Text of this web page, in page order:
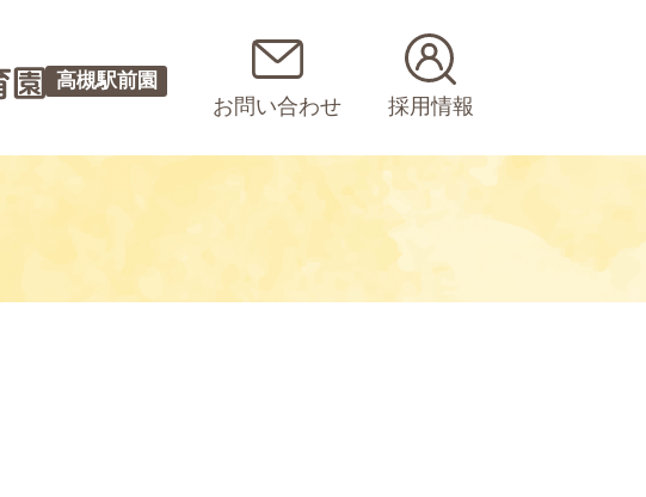
高槻駅前園
お問い合わせ 採用情報